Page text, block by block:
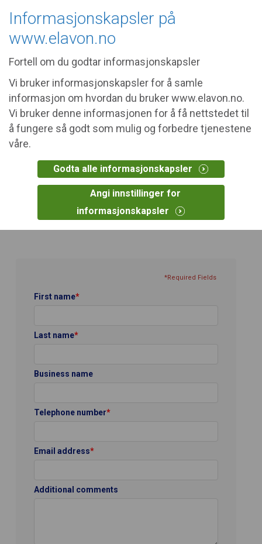
Informasjonskapsler på
www.elavon.no
Fortell om du godtar informasjonskapsler
Vi bruker informasjonskapsler for å samle
informasjon om hvordan du bruker www.elavon.no.
Vi bruker denne informasjonen for å få nettstedet til
å fungere så godt som mulig og forbedre tjenestene
våre.
Godta alle informasjonskapsler
Angi innstillinger for
informasjonskapsler
The site you requested may not be
relevant in your area. United States
Partnership Opportunity
How can we help?
Interested in becoming a partner? Contact us to
learn more and to join our partner programme.
> Partnership Opportunity
*Required Fields
First name*
Last name*
Business name
Telephone number*
Email address*
Additional comments